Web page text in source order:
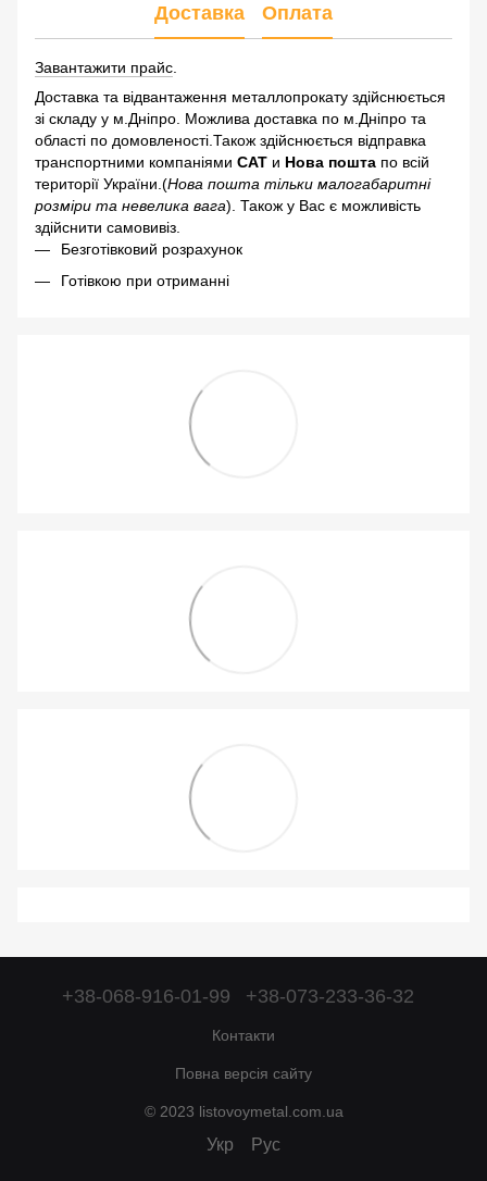
Доставка Оплата
Завантажити прайс
Доставка та відвантаження металлопрокату здійснюється
зі складу у м.Дніпро. Можлива доставка по м.Дніпро та
області по домовленості.Також здійснюється відправка
транспортними компаніями САТ и Нова пошта по всій
території України.(Нова пошта тільки малогабаритні
розміри та невелика вага). Також у Вас є можливість
здійснити самовивіз.
Безготівковий розрахунок
Готівкою при отриманні
+38-068-916-01-99 +38-073-233-36-32
Контакти
Повна версія сайту
© 2023 listovoymetal.com.ua
Укр Рус